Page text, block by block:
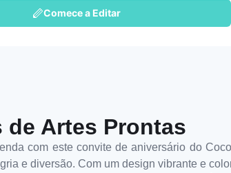
Comece a Editar
de Artes Prontas
com este convite de aniversário do
e diversão. Com um design vibrante e